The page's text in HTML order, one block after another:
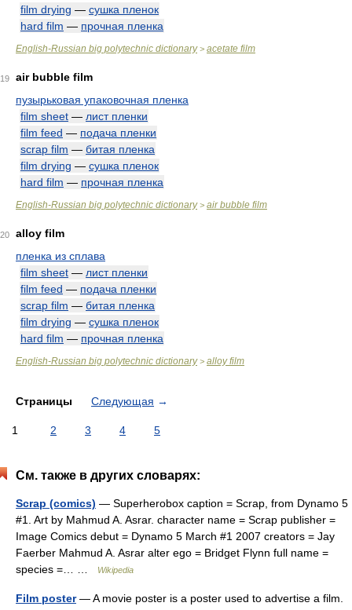
film drying — сушка пленок
hard film — прочная пленка
English-Russian big polytechnic dictionary> acetate film
19
air bubble film
пузырьковая упаковочная пленка
film sheet — лист пленки
film feed — подача пленки
scrap film — битая пленка
film drying — сушка пленок
hard film — прочная пленка
English-Russian big polytechnic dictionary> air bubble film
20
alloy film
пленка из сплава
film sheet — лист пленки
film feed — подача пленки
scrap film — битая пленка
film drying — сушка пленок
hard film — прочная пленка
English-Russian big polytechnic dictionary> alloy film
Страницы Следующая →
1 2 3 4 5
См. также в других словарях:
Scrap (comics) — Superherobox caption = Scrap, from Dynamo 5
#1. Art by Mahmud A. Asrar. character name = Scrap publisher =
Image Comics debut = Dynamo 5 March #1 2007 creators = Jay
Faerber Mahmud A. Asrar alter ego = Bridget Flynn full name =
species =… …
Wikipedia
Film poster— A movie poster is a poster used to advertise a film.